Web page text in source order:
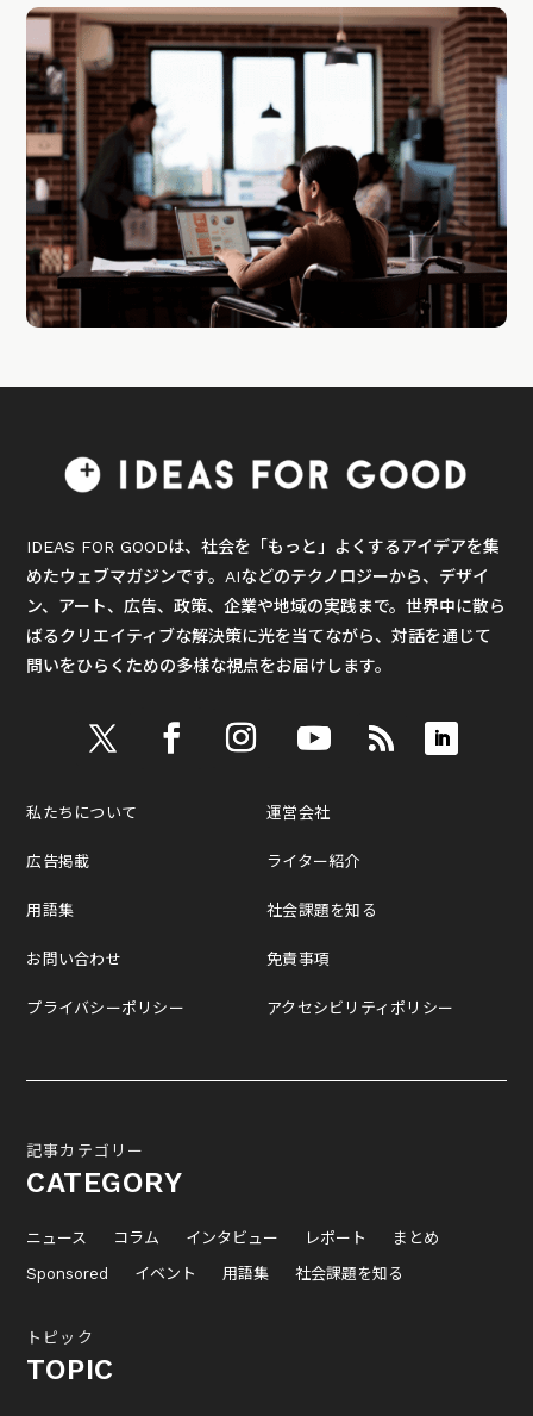
IDEAS FOR GOODは、社会を「もっと」よくするアイデアを集
めたウェブマガジンです。AIなどのテクノロジーから、デザイ
ン、アート、広告、政策、企業や地域の実践まで。世界中に散ら
ばるクリエイティブな解決策に光を当てながら、対話を通じて
問いをひらくための多様な視点をお届けします。
私たちについて
広告掲載
用語集
お問い合わせ
プライバシーポリシー
運営会社
ライター紹介
社会課題を知る
免責事項
アクセシビリティポリシー
記事カテゴリー
CATEGORY
ニュース コラム インタビュー レポート
まとめ
Sponsored
イベント 用語集 社会課題を知る
トピック
TOPIC